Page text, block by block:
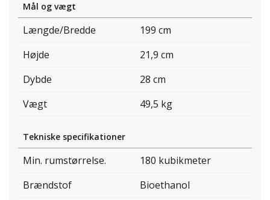
Mål og vægt
Længde/Bredde
199 cm
Højde
21,9 cm
Dybde
28 cm
Vægt
49,5 kg
Tekniske specifikationer
Min. rumstørrelse.
180 kubikmeter
Brændstof
Bioethanol